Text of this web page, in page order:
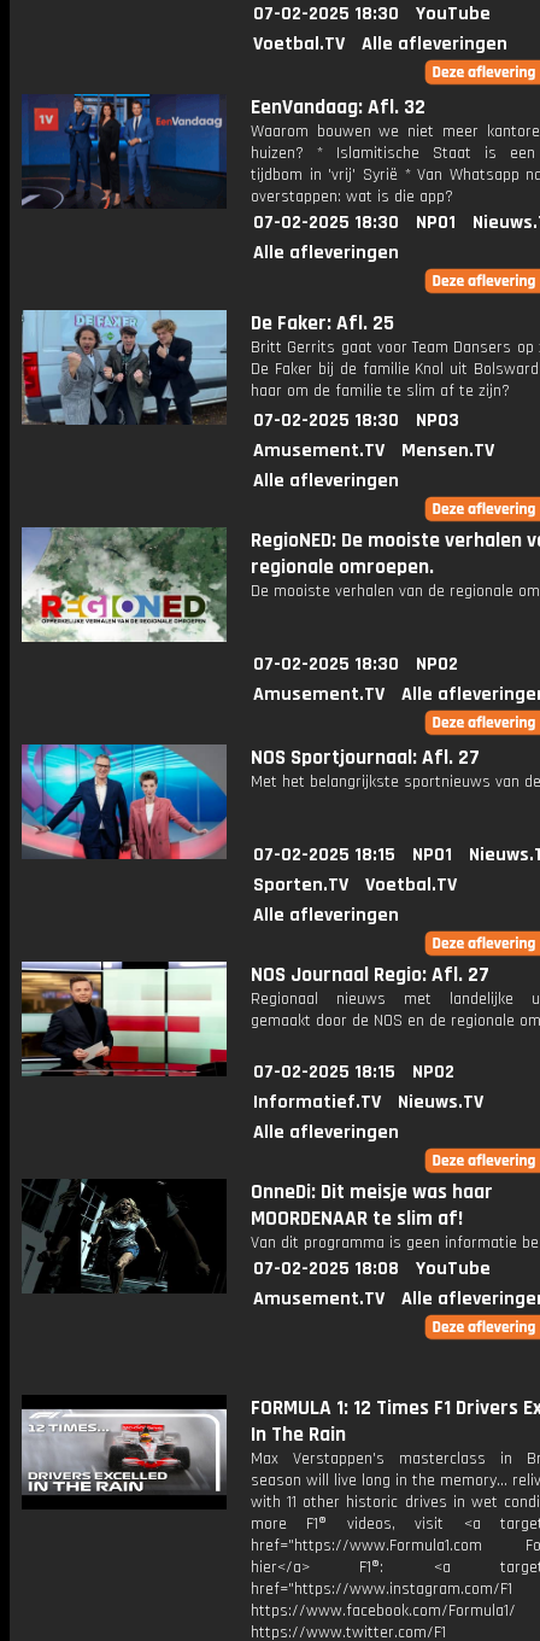
07-02-2025 18:30
YouTube
Voetbal.TV
Alle afleveringen
EenVandaag: Afl. 32
Waarom bouwen we niet meer
huizen? * Islamitische Staat is een
tijdbom in 'vrij' Syrië * Van Whatsapp
overstappen: wat is die app?
07-02-2025 18:30 NPO1
Alle afleveringen
De Faker: Afl. 25
Britt Gerrits gaat voor Team Dansers op
De Faker bij de familie Knol uit
haar om de familie te slim af te zijn?
07-02-2025 18:30
NPO3
Amusement.TV
Mensen.TV
Alle afleveringen
RegioNED: De mooiste verhalen
regionale omroepen.
De mooiste verhalen van de regionale
07-02-2025 18:30
NPO2
Amusement.TV
Alle
NOS Sportjournaal: Afl. 27
Met het belangrijkste sportnieuws van
07-02-2025 18:15 NPO1
Sporten.TV
Voetbal.TV
Alle afleveringen
NOS Journaal Regio: Afl. 27
Regionaal nieuws met landelijke
gemaakt door de NOS en de regionale
07-02-2025 18:15
NPO2
Informatief.TV
Nieuws.TV
Alle afleveringen
OnneDi: Dit meisje was haar
MOORDENAAR te slim af!
Van dit programma is geen informatie
07-02-2025 18:08
YouTube
Amusement.TV
Alle
FORMULA 1: 12 Times F1 Drivers
In The Rain
Max Verstappen's masterclass in
season will live long in the memory...
with 11 other historic drives in wet
more F1® videos, visit <a
href="https://www.Formula1.com
hier</a> F1®: <a
href="https://www.instagram.com/F1
https://www.facebook.com/Formula1/
https://www.twitter.com/F1